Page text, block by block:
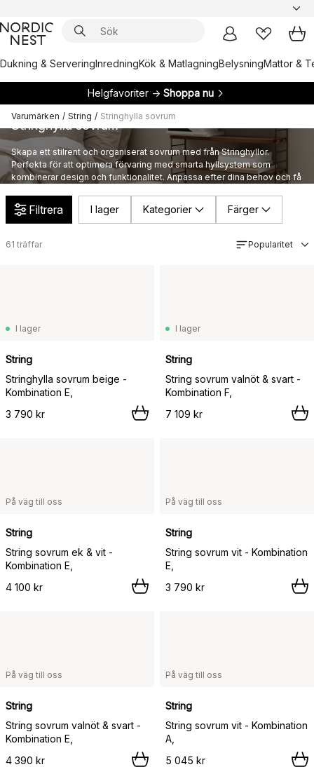
Dukning & ServeringInredningKök & MatlagningBelysningMattor &
Helgfavoriter → Shoppa nu
Varumärken / String / Stringhylla sovrum
Stringhylla sovrum
Skapa ett stilrent och organiserat sovrum med från Stringhyllor.
Perfekta för att optimera förvaring med smarta hyllsystem som
kombinerar design och funktionalitet. Anpassa efter dina behov och få
Filtrera I lager Kategorier Färger
61 träffar Popularitet
I lager
String
Stringhylla sovrum beige -
Kombination E,
3 790 kr
I lager
String
String sovrum valnöt & svart -
Kombination F,
7 109 kr
På väg till oss
String
String sovrum ek & vit -
Kombination E,
4 100 kr
På väg till oss
String
String sovrum vit - Kombination
E,
3 790 kr
På väg till oss
String
String sovrum valnöt & svart -
Kombination E,
4 390 kr
På väg till oss
String
String sovrum vit - Kombination
A,
5 045 kr